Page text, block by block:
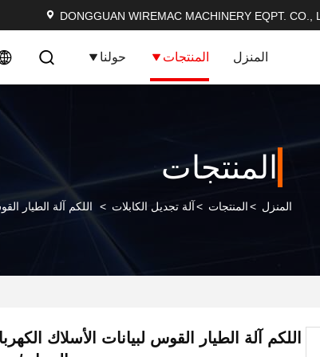
DONGGUAN WIREMAC MACHINERY EQPT. CO.,
المنزل المنتجات حولنا
المنتجات
المنزل >المنتجات >آلة تجديل الكابلات > اللكم آلة الطيار
اللكم آلة الطيار القوس لبيانات الأسلاك